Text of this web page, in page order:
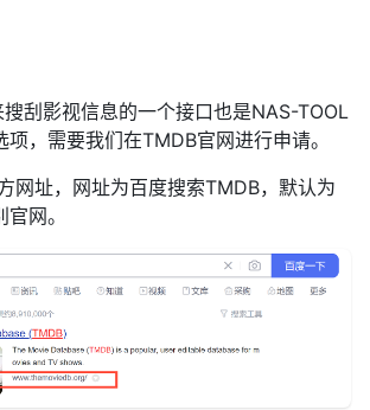
刮影视信息的一个接口也是NAS-TOOL
，需要我们在TMDB官网进行申请。
网址，网址为百度搜索TMDB，默认为
网。